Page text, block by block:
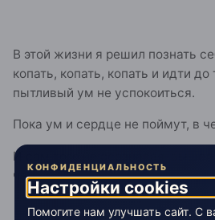
В этой жизни я решил познать
копать, копать, копать и идти до
пытливый ум не успокоиться.
Пока ум и сердце не поймут, в
И сам того не осознавая,
человека, не смотря с позиции
КОНФИДЕНЦИАЛЬНОСТЬ
Настройки cookies
Помогите нам улучшать сайт. С